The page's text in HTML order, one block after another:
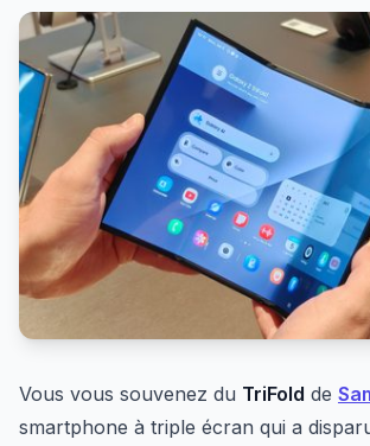
Vous vous souvenez du TriFold de
smartphone à triple écran qui a